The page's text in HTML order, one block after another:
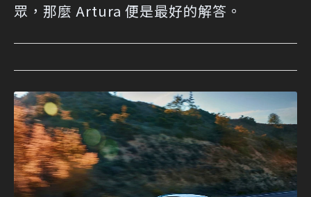
眾，那麼 Artura 便是最好的解答。